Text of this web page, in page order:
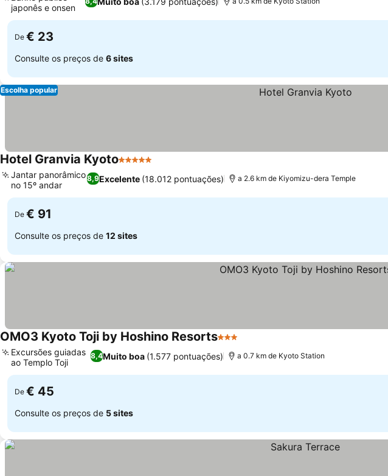
japonês e onsen
De € 23
Consulte os preços de 6 sites
Escolha popular
Hotel Granvia Kyoto5 Estrelas
8,9Excelente (18.012 pontuações)
Jantar panorâmico
no 15º andar
a 2.6 km de Kiyomizu-dera Temple
De € 91
Consulte os preços de 12 sites
OMO3 Kyoto Toji by Hoshino Resorts3 Estrelas
8,4Muito boa (1.577 pontuações)
Excursões guiadas
ao Templo Toji
a 0.7 km de Kyoto Station
De € 45
Consulte os preços de 5 sites